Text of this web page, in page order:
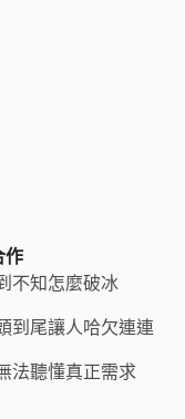
作
不知怎麼破冰
到尾讓人哈欠連連
法聽懂真正需求